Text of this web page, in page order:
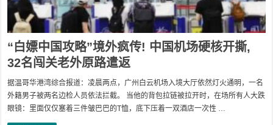
“白嫖中国攻略”境外疯传! 中国机场硬核开撕,
32名闯关老外原路遣返
据温哥华港湾综合报道：凌晨两点，广州白云机场入境大厅依然灯火通明，一名
外籍男子被两名边检人员依法拦截。 当他的背包拉链被拉开时，在场所有人大跌
眼镜：里面仅仅塞着三件皱巴巴的T恤，底下压着一双酒店一次性 …